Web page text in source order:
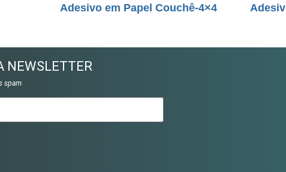
Adesivo em Papel Couchê-4×4
NEWSLETTER
spam